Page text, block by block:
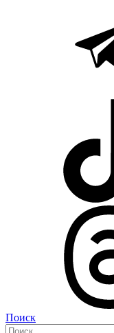
Поиск